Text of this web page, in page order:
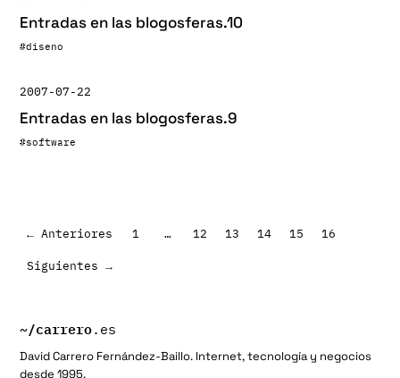
Entradas en las blogosferas.10
#diseno
2007-07-22
Entradas en las blogosferas.9
#software
de
← Anteriores 1 … 12 13 14 15 16
Siguientes →
~/carrero.es
David Carrero Fernández-Baillo. Internet, tecnología y negocios
desde 1995.